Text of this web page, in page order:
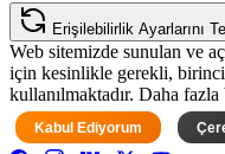
Erişilebilirlik Ayarlarını
Web sitemizde sunulan ve
için kesinlikle gerekli, birinci
kullanılmaktadır. Daha
Kabul Ediyorum